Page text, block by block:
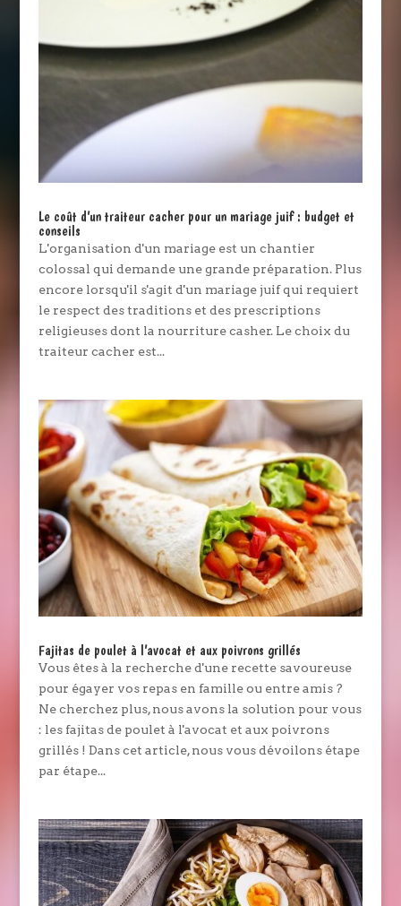
Le coût d’un traiteur cacher pour un mariage juif : budget et
conseils
L'organisation d'un mariage est un chantier
colossal qui demande une grande préparation. Plus
encore lorsqu'il s'agit d'un mariage juif qui requiert
le respect des traditions et des prescriptions
religieuses dont la nourriture casher. Le choix du
traiteur cacher est...
Fajitas de poulet à l’avocat et aux poivrons grillés
Vous êtes à la recherche d'une recette savoureuse
pour égayer vos repas en famille ou entre amis ?
Ne cherchez plus, nous avons la solution pour vous
: les fajitas de poulet à l'avocat et aux poivrons
grillés ! Dans cet article, nous vous dévoilons étape
par étape...